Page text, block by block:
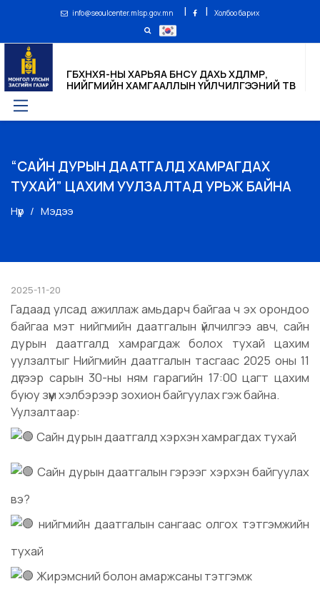
info@seoulcenter.mlsp.gov.mn | | Холбоо барих
ГБХНХЯ-НЫ ХАРЬЯА БНСУ ДАХЬ ХӨДӨЛМӨР,
НИЙГМИЙН ХАМГААЛЛЫН ҮЙЛЧИЛГЭЭНИЙ ТӨВ
“САЙН ДУРЫН ДААТГАЛД ХАМРАГДАХ
ТУХАЙ” ЦАХИМ УУЛЗАЛТАД УРЬЖ БАЙНА
Нүүр Мэдээ
2025-11-20
Гадаад улсад ажиллаж амьдарч байгаа ч эх орондоо
байгаа мэт нийгмийн даатгалын үйлчилгээ авч, сайн
дурын даатгалд хамрагдаж болох тухай цахим
уулзалтыг Нийгмийн даатгалын тасгаас 2025 оны 11
дүгээр сарын 30-ны ням гарагийн 17:00 цагт цахим
буюу зүүм хэлбэрээр зохион байгуулах гэж байна.
Уулзалтаар:
Сайн дурын даатгалд хэрхэн хамрагдах тухай
Сайн дурын даатгалын гэрээг хэрхэн байгуулах
вэ?
нийгмийн даатгалын сангаас олгох тэтгэмжийн
тухай
Жирэмсний болон амаржсаны тэтгэмж